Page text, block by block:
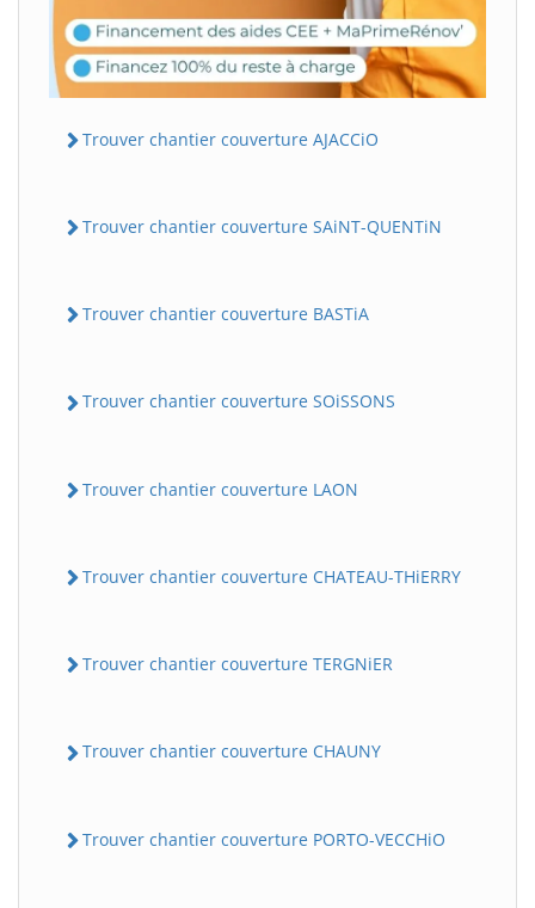
Trouver chantier couverture AJACCiO
Trouver chantier couverture SAiNT-QUENTiN
Trouver chantier couverture BASTiA
Trouver chantier couverture SOiSSONS
Trouver chantier couverture LAON
Trouver chantier couverture CHATEAU-THiERRY
Trouver chantier couverture TERGNiER
Trouver chantier couverture CHAUNY
Trouver chantier couverture PORTO-VECCHiO